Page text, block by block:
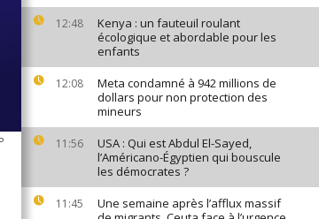
12:48
Kenya : un fauteuil roulant
écologique et abordable pour les
enfants
12:08
Meta condamné à 942 millions de
dollars pour non protection des
mineurs
11:56
USA : Qui est Abdul El-Sayed,
l’Américano-Égyptien qui bouscule
les démocrates ?
11:45
Une semaine après l’afflux massif